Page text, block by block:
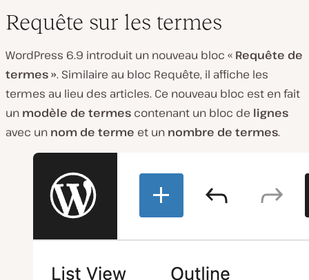
Requête sur les termes
WordPress 6.9 introduit un nouveau bloc « Requête de
termes ». Similaire au bloc Requête, il affiche les
termes au lieu des articles. Ce nouveau bloc est en fait
un modèle de termes contenant un bloc de lignes
avec un nom de terme et un nombre de termes.